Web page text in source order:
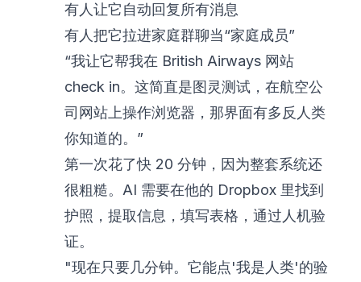
有人让它自动回复所有消息
有人把它拉进家庭群聊当“家庭成员”
“我让它帮我在 British Airways 网站
check in。这简直是图灵测试，在航空公
司网站上操作浏览器，那界面有多反人类
你知道的。”
第一次花了快 20 分钟，因为整套系统还
很粗糙。AI 需要在他的 Dropbox 里找到
护照，提取信息，填写表格，通过人机验
证。
"现在只要几分钟。它能点'我是人类'的验